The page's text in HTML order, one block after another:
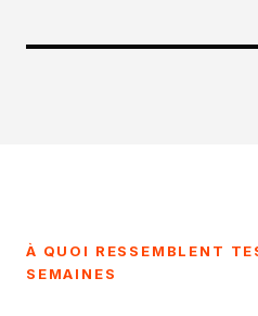
À QUOI RESSEMBLENT
SEMAINES